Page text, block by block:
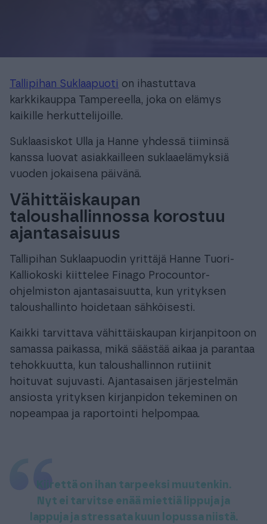
Tallipihan Suklaapuoti on ihastuttava
karkkikauppa Tampereella, joka on elämys
kaikille herkuttelijoille.
Suklaasiskot Ulla ja Hanne yhdessä tiiminsä
kanssa luovat asiakkailleen suklaaelämyksiä
vuoden jokaisena päivänä.
Vähittäiskaupan
taloushallinnossa korostuu
ajantasaisuus
Tallipihan Suklaapuodin yrittäjä Hanne Tuori-
Kalliokoski kiittelee Finago Procountor-
ohjelmiston ajantasaisuutta, kun yrityksen
taloushallinto hoidetaan sähköisesti.
Kaikki tarvittava vähittäiskaupan kirjanpitoon on
samassa paikassa, mikä säästää aikaa ja parantaa
tehokkuutta, kun taloushallinnon rutiinit
hoituvat sujuvasti. Ajantasaisen järjestelmän
ansiosta yrityksen kirjanpidon tekeminen on
nopeampaa ja raportointi helpompaa.
Kiirettä on ihan tarpeeksi muutenkin.
Nyt ei tarvitse enää miettiä lippuja ja
lappuja ja stressata kuun lopussa niistä.